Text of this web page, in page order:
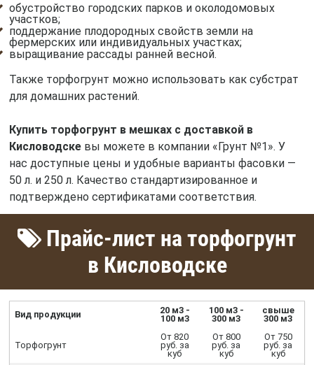
обустройство городских парков и околодомовых
участков;
поддержание плодородных свойств земли на
фермерских или индивидуальных участках;
выращивание рассады ранней весной.
Также торфогрунт можно использовать как субстрат
для домашних растений.
Купить торфогрунт в мешках с доставкой в
Кисловодскевы можете в компании «Грунт №1». У
нас доступные цены и удобные варианты фасовки —
50 л. и 250 л. Качество стандартизированное и
подтверждено сертификатами соответствия.
Прайс-лист на торфогрунт
в Кисловодске
Вид продукции
20 м3 -
100 м3
100 м3 -
300 м3
свыше
300 м3
Торфогрунт
От 820
руб. за
куб
От 800
руб. за
куб
От 750
руб. за
куб